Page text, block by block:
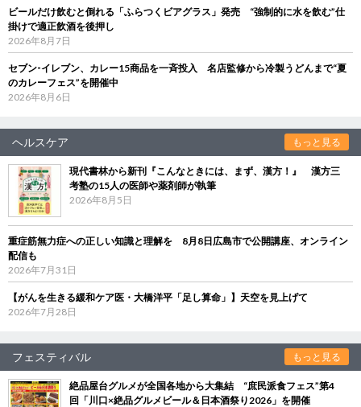
ビールだけ飲むと倒れる「ふらつくビアグラス」発売 “強制的に水を飲む”仕
掛けで適正飲酒を後押し
2026年8月7日
セブン‐イレブン、カレー15商品を一斉投入 名店監修から冷製うどんまで“夏
のカレーフェス”を開催中
2026年8月6日
ヘルスケア もっと見る
現代書林から新刊『こんなときには、まず、漢方！』 漢方三
考塾の15人の医師や薬剤師が執筆
2026年8月5日
重症筋無力症への正しい知識と理解を 8月8日広島市で公開講座、オンライン
配信も
2026年7月31日
【がんを生きる緩和ケア医・大橋洋平「足し算命」】天空を見上げて
2026年7月28日
フェスティバル もっと見る
絶品屋台グルメが全国各地から大集結 “庶民派食フェス”第4
回「川口×絶品グルメビール＆日本酒祭り2026」を開催